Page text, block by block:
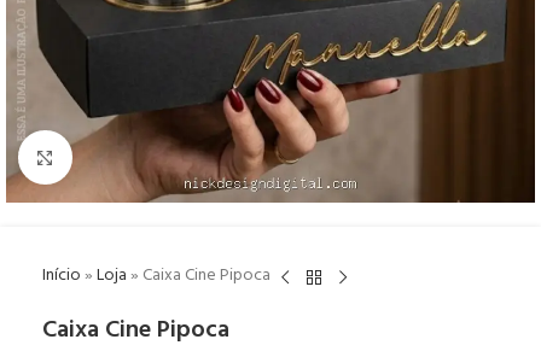
Click to enlarge
Início»Loja» Caixa Cine Pipoca
Caixa Cine Pipoca